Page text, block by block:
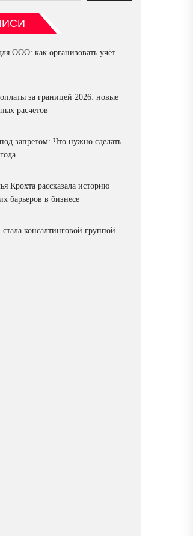
ООО: как организовать учёт
за границей 2026: новые
расчетов
запретом: Что нужно сделать
Крохта рассказала историю
барьеров в бизнесе
консалтинговой группой